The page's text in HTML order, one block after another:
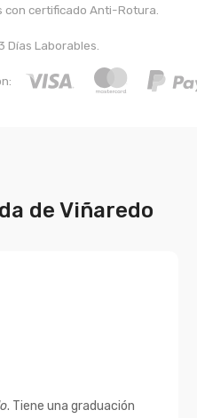
con certificado Anti-Rotura.
Días Laborables.
de Viñaredo
. Tiene una graduación